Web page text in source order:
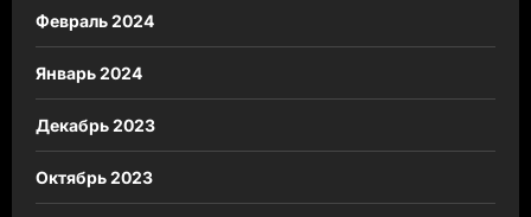
Февраль 2024
Январь 2024
Декабрь 2023
Октябрь 2023